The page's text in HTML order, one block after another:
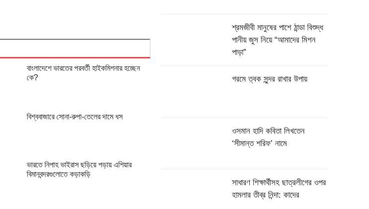
বাংলাদেশে ভারতের পরবর্তী হাইকমিশনার হচ্ছেন
কে?
বিশ্ববাজারে সোনা-রুপা-তেলের দামে ধস
ভারতে নিপাহ ভাইরাস ছড়িয়ে পড়ায় এশিয়ার
বিমানবন্দরগুলোতে কড়াকড়ি
শ্রমজীবী মানুষের পাশে ঠান্ডা বিশুদ্ধ
পানীয় জুস নিয়ে “আমাদের মিশন
পাড়া”
গরমে ত্বক সুন্দর রাখার উপায়
ওসমান হাদি কবিতা লিখতেন
‘সীমান্ত শরিফ’ নামে
সাধারণ শিক্ষার্থীসহ ছাত্রলীগের ওপর
হামলার তীব্র নিন্দা: কাদের